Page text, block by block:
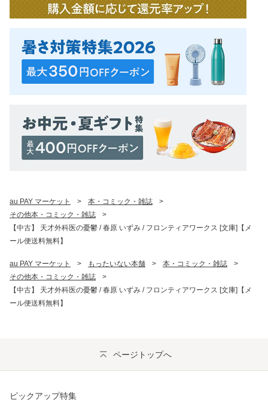
au PAY マーケット > 本・コミック・雑誌
>
その他本・コミック・雑誌
>
【中古】 天才外科医の憂鬱 / 春原 いずみ / フロンティアワークス [文庫]【メ
ール便送料無料】
au PAY マーケット > もったいない本舗 > 本・コミック・雑誌
>
その他本・コミック・雑誌
>
【中古】 天才外科医の憂鬱 / 春原 いずみ / フロンティアワークス [文庫]【メ
ール便送料無料】
ページトップへ
ピックアップ特集